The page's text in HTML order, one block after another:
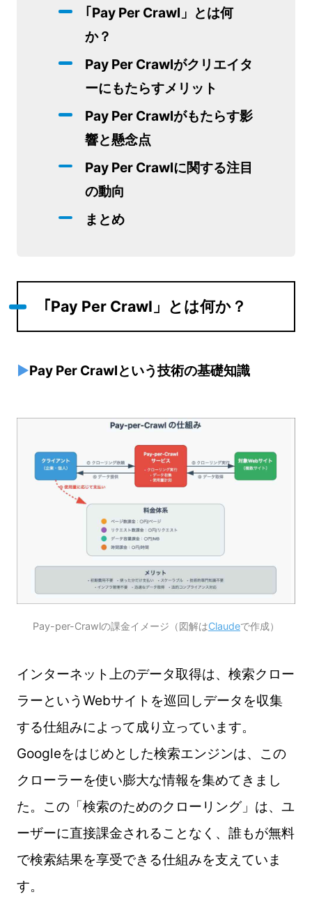
｢Pay Per Crawl」とは何
か？
Pay Per Crawlがクリエイタ
ーにもたらすメリット
Pay Per Crawlがもたらす影
響と懸念点
Pay Per Crawlに関する注目
の動向
まとめ
｢Pay Per Crawl」とは何か？
▶Pay Per Crawlという技術の基礎知識
Pay-per-Crawlの課金イメージ（図解はClaudeで作成）
インターネット上のデータ取得は、検索クロー
ラーというWebサイトを巡回しデータを収集
する仕組みによって成り立っています。
Googleをはじめとした検索エンジンは、この
クローラーを使い膨大な情報を集めてきまし
た。この「検索のためのクローリング」は、ユ
ーザーに直接課金されることなく、誰もが無料
で検索結果を享受できる仕組みを支えていま
す。